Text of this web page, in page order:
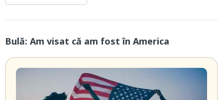
Bulă: Am visat că am fost în America